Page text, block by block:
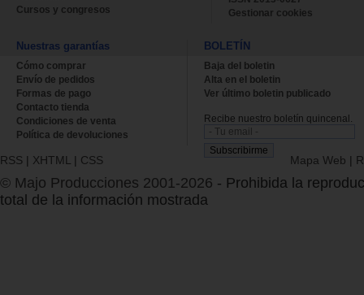
Cursos y congresos
Gestionar cookies
Nuestras garantías
Cómo comprar
Envío de pedidos
Formas de pago
Contacto tienda
Condiciones de venta
Política de devoluciones
BOLETÍN
Baja del boletin
Alta en el boletin
Ver último boletin publicado
Recibe nuestro boletín quincenal.
RSS | XHTML | CSS Mapa Web |
© Majo Producciones 2001-2026 - Prohibida la
total de la información mostrada